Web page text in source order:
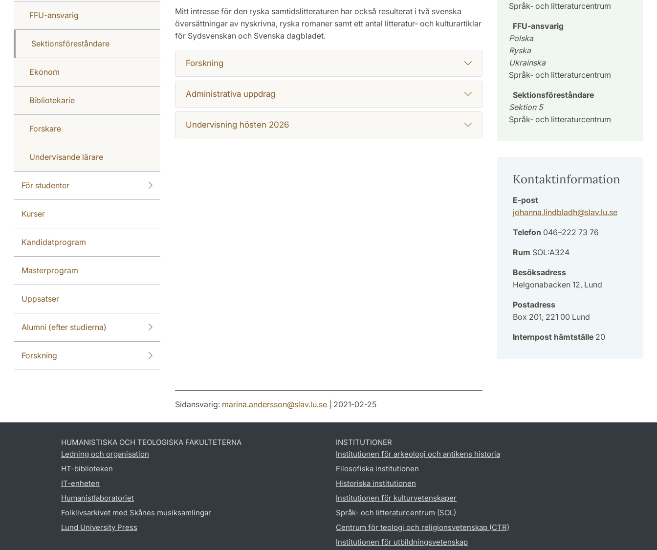
FFU-ansvarig
Sektionsföreståndare
Ekonom
Bibliotekarie
Forskare
Undervisande lärare
För studenter
Kurser
Kandidatprogram
Masterprogram
Uppsatser
Alumni (efter studierna)
Forskning
Mitt intresse för den ryska samtidslitteraturen har också resulterat i två svenska
översättningar av nyskrivna, ryska romaner samt ett antal litteratur- och kulturartiklar
för Sydsvenskan och Svenska dagbladet.
Forskning
Administrativa uppdrag
Undervisning hösten 2026
Språk- och litteraturcentrum
FFU-ansvarig
Polska
Ryska
Ukrainska
Språk- och litteraturcentrum
Sektionsföreståndare
Sektion 5
Språk- och litteraturcentrum
Kontaktinformation
E-post
johanna.lindbladh@slav.lu.se
Telefon 046–222 73 76
Rum SOL:A324
Besöksadress
Helgonabacken 12, Lund
Postadress
Box 201, 221 00 Lund
Internpost hämtställe20
Sidansvarig: marina.andersson@slav.lu.se| 2021-02-25
HUMANISTISKA OCH TEOLOGISKA FAKULTETERNA
Ledning och organisation
HT-biblioteken
IT-enheten
Humanistlaboratoriet
Folklivsarkivet med Skånes musiksamlingar
Lund University Press
INSTITUTIONER
Institutionen för arkeologi och antikens historia
Filosofiska institutionen
Historiska institutionen
Institutionen för kulturvetenskaper
Språk- och litteraturcentrum (SOL)
Centrum för teologi och religionsvetenskap (CTR)
Institutionen för utbildningsvetenskap